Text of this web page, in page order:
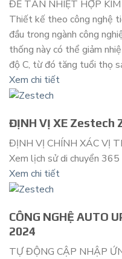
ĐẾ TẢN NHIỆT HỢP
Thiết kế theo công nghệ
đầu trong ngành công
thống này có thể giảm
độ C, từ đó tăng tuổi thọ
Xem chi tiết
ĐỊNH VỊ XE Zestech
ĐỊNH VỊ CHÍNH XÁC VỊ
Xem lịch sử di chuyển 365
Xem chi tiết
CÔNG NGHỆ AUTO
2024
TỰ ĐỘNG CẬP NHẬP